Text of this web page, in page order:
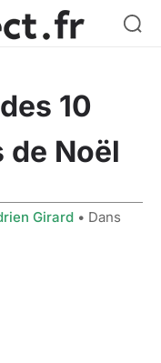
10
Noël
Girard • Dans